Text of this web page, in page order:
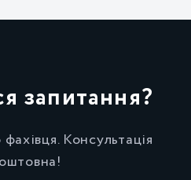
запитання?
Консультація